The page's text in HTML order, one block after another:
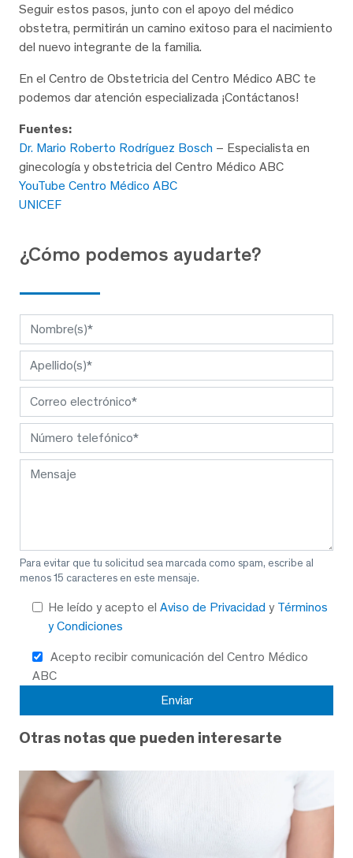
Seguir estos pasos, junto con el apoyo del médico
obstetra, permitirán un camino exitoso para el nacimiento
del nuevo integrante de la familia.
En el Centro de Obstetricia del Centro Médico ABC te
podemos dar atención especializada ¡Contáctanos!
Fuentes:
Dr. Mario Roberto Rodríguez Bosch – Especialista en
ginecología y obstetricia del Centro Médico ABC
YouTube Centro Médico ABC
UNICEF
¿Cómo podemos ayudarte?
Para evitar que tu solicitud sea marcada como spam, escribe al
menos 15 caracteres en este mensaje.
He leído y acepto el Aviso de Privacidad y Términos
y Condiciones
Acepto recibir comunicación del Centro Médico
ABC
Otras notas que pueden interesarte